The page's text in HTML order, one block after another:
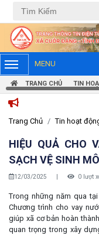
MENU
TRANG CHỦ TIN
Trang Chủ Tin hoạt
HIỆU QUẢ CHO
SẠCH VỆ SINH
12/03/2025 | 0 lượt
Trong những năm qua
Chương trình cho vay
giúp xã cơ bản hoàn
quan trọng trong xây